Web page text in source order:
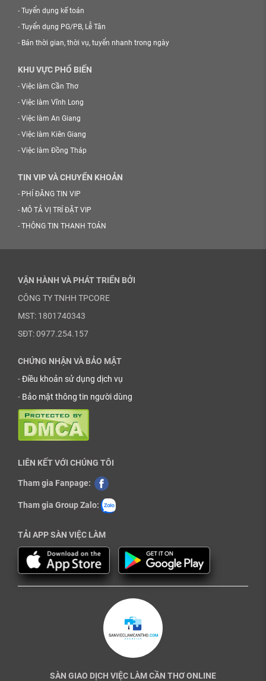
- Tuyển dụng kế toán
- Tuyển dụng PG/PB, Lễ Tân
- Bán thời gian, thời vụ, tuyển nhanh trong ngày
KHU VỰC PHỔ BIẾN
- Việc làm Cần Thơ
- Việc làm Vĩnh Long
- Việc làm An Giang
- Việc làm Kiên Giang
- Việc làm Đồng Tháp
TIN VIP VÀ CHUYỂN KHOẢN
- PHÍ ĐĂNG TIN VIP
- MÔ TẢ VỊ TRÍ ĐẶT VIP
- THÔNG TIN THANH TOÁN
VẬN HÀNH VÀ PHÁT TRIỂN BỞI
CÔNG TY TNHH TPCORE
MST: 1801740343
SĐT: 0977.254.157
CHỨNG NHẬN VÀ BẢO MẬT
-Điều khoản sử dụng dịch vụ
- Bảo mật thông tin người dùng
LIÊN KẾT VỚI CHÚNG TÔI
Tham gia Fanpage:
Tham gia Group Zalo:
TẢI APP SÀN VIỆC LÀM
SÀN GIAO DỊCH VIỆC LÀM CẦN THƠ ONLINE